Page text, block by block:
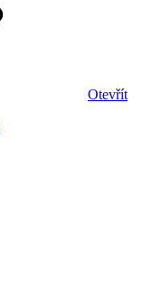
Otevřít